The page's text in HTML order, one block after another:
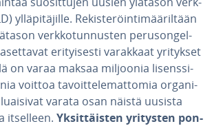
yl­lä­pi­tä­jil­le. Re­kis­te­röin­ti­mää­ril­tään
verk­ko­tun­nus­ten pe­rus­on­gel­
eri­tyi­ses­ti varakkaat yritykset
on varaa maksaa miljoonia li­sens­si­
voittoa ta­voit­te­le­mat­to­mia or­ga­ni­
varata osan näistä uusista
itselleen. Yk­sit­täis­ten yritysten pon­